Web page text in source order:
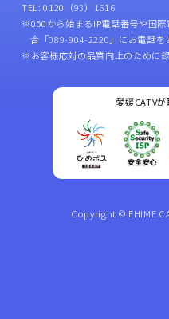
TEL: 0120（93）1616
※050から始まるIP電話番号や国
合「089-904-2220」にお電話を
※お客様応対の品質向上のために
愛媛CATV
Copyright © EHIME